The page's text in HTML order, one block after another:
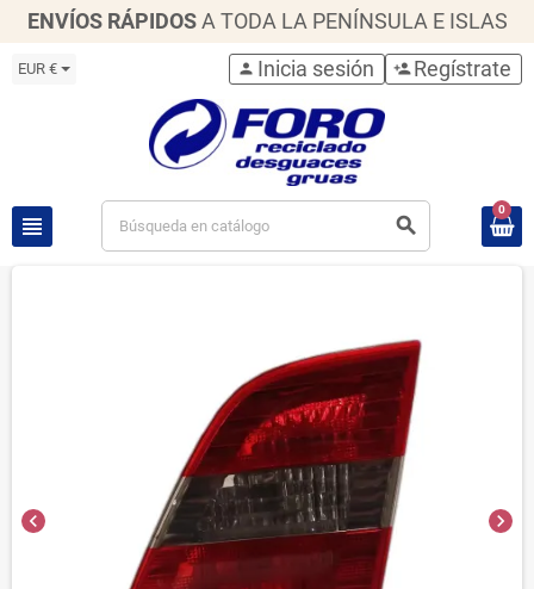
ENVÍOS RÁPIDOS A TODA LA PENÍNSULA E ISLAS
EUR €
view_headline search
person Inicia sesión person_add Regístrate
0
chevron_left chevron_right